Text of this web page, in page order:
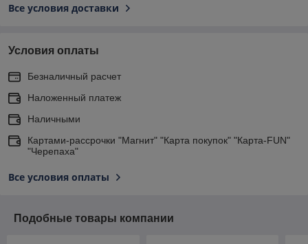
Все условия доставки
Условия оплаты
Безналичный расчет
Наложенный платеж
Наличными
Картами-рассрочки "Магнит" "Карта покупок" "Карта-FUN"
"Черепаха"
Все условия оплаты
Подобные товары компании